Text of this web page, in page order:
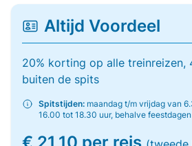
Altijd Voordeel
20% korting op alle treinreizen,
buiten de spits
Spitstijden: maandag t/m vrijdag van
16.00 tot 18.30 uur, behalve feestdagen